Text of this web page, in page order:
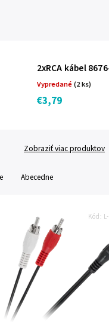
2xRCA kábel
Vypredané(2 ks)
€3,79
Zobraziť viac produktov
Abecedne
Kód: